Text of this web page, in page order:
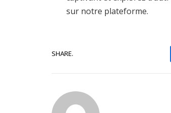
sur notre plateforme.
SHARE.